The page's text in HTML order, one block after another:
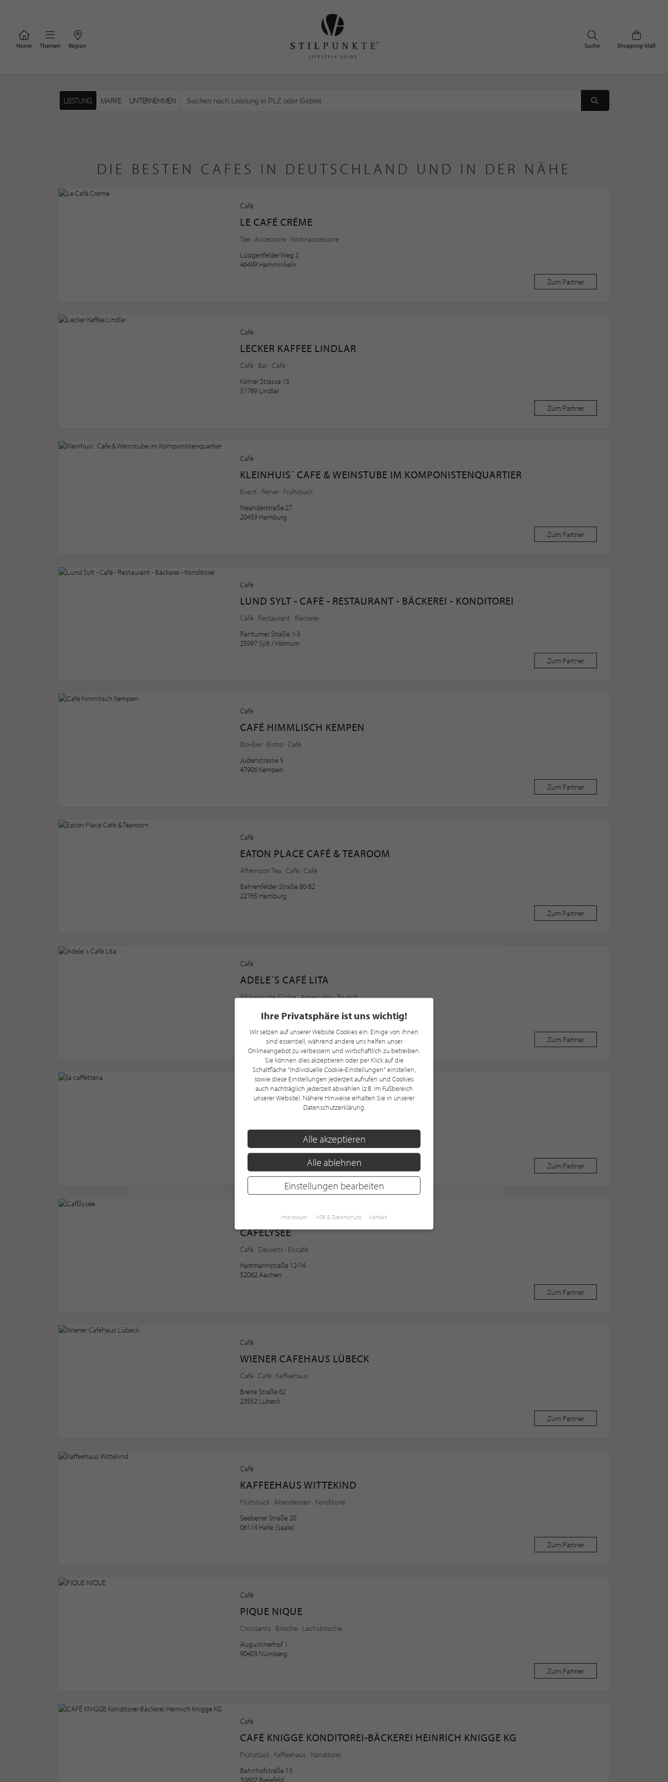
Home Themen Region Shopping-Mall
Suche
LEISTUNG MARKE UNTERNEHMEN
DIE BESTEN CAFES IN DEUTSCHLAND UND IN DER NÄHE
Café
LE CAFÉ CRÉME
Tee · Accessoire · Wohnaccessoire
Lüdgenfelder Weg 2
46499 Hamminkeln
Zum Partner
Café
LECKER KAFFEE LINDLAR
Café · Bar · Café
Kölner Strasse 15
51789 Lindlar
Zum Partner
Café
KLEINHUIS´ CAFE & WEINSTUBE IM KOMPONISTENQUARTIER
Event · Feiner · Frühstück
Neanderstraße 27
20459 Hamburg
Zum Partner
Café
LUND SYLT - CAFÉ - RESTAURANT - BÄCKEREI - KONDITOREI
Café · Restaurant · Bäckerei
Rantumer Straße 1-3
25997 Sylt / Hörnum
Zum Partner
Café
CAFÉ HIMMLISCH KEMPEN
Bio-Eier · Bistro · Café
Judenstrasse 5
47906 Kempen
Zum Partner
Café
EATON PLACE CAFÉ & TEAROOM
Afternoon Tea · Café · Café
Bahrenfelder Straße 80-82
22765 Hamburg
Zum Partner
Café
ADELE´S CAFÉ LITA
Afrikanische Küche · Americano · Brunch
Uhlandstraße 184
10623 Berlin
1 Kundenbewertung, 5.0/5.0
Zum Partner
LA CAFFÈTTERIA
20251 Hamburg
1 Kundenbewertung, 5.0/5.0
Zum Partner
CAFÉLYSÉE
Café · Desserts · Eiscafe
Hartmannstraße 12-14
52062 Aachen
Zum Partner
Café
WIENER CAFEHAUS LÜBECK
Café · Café · Kaffeehaus
Breite Straße 62
23552 Lübeck
Zum Partner
Café
KAFFEEHAUS WITTEKIND
Frühstück · Abendessen · Konditorei
Seebener Straße 20
06114 Halle (Saale)
Zum Partner
Café
PIQUE NIQUE
Croissants · Brioche · Lachsbrioche
Augustinerhof 1
90403 Nürnberg
Zum Partner
Café
CAFÉ KNIGGE KONDITOREI-BÄCKEREI HEINRICH KNIGGE KG
Frühstück · Kaffeehaus · Konditorei
Bahnhofstraße 13
33602 Bielefeld
Ihre Privatsphäre ist uns wichtig!
Wir setzen auf unserer Website Cookies ein. Einige von ihnen
sind essentiell, während andere uns helfen unser
Onlineangebot zu verbessern und wirtschaftlich zu betreiben.
Sie können dies akzeptieren oder per Klick auf die
Schaltfläche "Individuelle Cookie-Einstellungen" einstellen,
sowie diese Einstellungen jederzeit aufrufen und Cookies
auch nachträglich jederzeit abwählen (z.B. im Fußbereich
unserer Website). Nähere Hinweise erhalten Sie in unserer
Datenschutzerklärung.
Alle akzeptieren
Alle ablehnen
Einstellungen bearbeiten
Impressum AGB & Datenschutz Kontakt